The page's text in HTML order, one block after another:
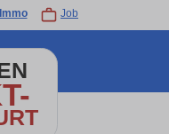
Immo Job